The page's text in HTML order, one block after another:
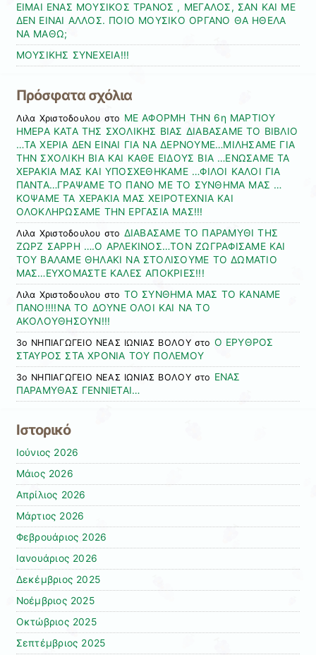
ΕΙΜΑΙ ΕΝΑΣ ΜΟΥΣΙΚΟΣ ΤΡΑΝΟΣ , ΜΕΓΑΛΟΣ, ΣΑΝ ΚΑΙ ΜΕ
ΔΕΝ ΕΙΝΑΙ ΑΛΛΟΣ. ΠΟΙΟ ΜΟΥΣΙΚΟ ΟΡΓΑΝΟ ΘΑ ΗΘΕΛΑ
ΝΑ ΜΑΘΩ;
ΜΟΥΣΙΚΗΣ ΣΥΝΕΧΕΙΑ!!!
Πρόσφατα σχόλια
Λιλα Χριστοδουλου στο ΜΕ ΑΦΟΡΜΗ ΤΗΝ 6η ΜΑΡΤΙΟΥ
ΗΜΕΡΑ ΚΑΤΑ ΤΗΣ ΣΧΟΛΙΚΗΣ ΒΙΑΣ ΔΙΑΒΑΣΑΜΕ ΤΟ ΒΙΒΛΙΟ
…ΤΑ ΧΕΡΙΑ ΔΕΝ ΕΙΝΑΙ ΓΙΑ ΝΑ ΔΕΡΝΟΥΜΕ…ΜΙΛΗΣΑΜΕ ΓΙΑ
ΤΗΝ ΣΧΟΛΙΚΗ ΒΙΑ ΚΑΙ ΚΑΘΕ ΕΙΔΟΥΣ ΒΙΑ …ΕΝΩΣΑΜΕ ΤΑ
ΧΕΡΑΚΙΑ ΜΑΣ ΚΑΙ ΥΠΟΣΧΕΘΗΚΑΜΕ …ΦΙΛΟΙ ΚΑΛΟΙ ΓΙΑ
ΠΑΝΤΑ…ΓΡΑΨΑΜΕ ΤΟ ΠΑΝΟ ΜΕ ΤΟ ΣΥΝΘΗΜΑ ΜΑΣ …
ΚΟΨΑΜΕ ΤΑ ΧΕΡΑΚΙΑ ΜΑΣ ΧΕΙΡΟΤΕΧΝΙΑ ΚΑΙ
ΟΛΟΚΛΗΡΩΣΑΜΕ ΤΗΝ ΕΡΓΑΣΙΑ ΜΑΣ!!!
Λιλα Χριστοδουλου στο ΔΙΑΒΑΣΑΜΕ ΤΟ ΠΑΡΑΜΥΘΙ ΤΗΣ
ΖΩΡΖ ΣΑΡΡΗ ….Ο ΑΡΛΕΚΙΝΟΣ…ΤΟΝ ΖΩΓΡΑΦΙΣΑΜΕ ΚΑΙ
ΤΟΥ ΒΑΛΑΜΕ ΘΗΛΑΚΙ ΝΑ ΣΤΟΛΙΣΟΥΜΕ ΤΟ ΔΩΜΑΤΙΟ
ΜΑΣ…ΕΥΧΟΜΑΣΤΕ ΚΑΛΕΣ ΑΠΟΚΡΙΕΣ!!!
Λιλα Χριστοδουλου στο ΤΟ ΣΥΝΘΗΜΑ ΜΑΣ ΤΟ ΚΑΝΑΜΕ
ΠΑΝΟ!!!!ΝΑ ΤΟ ΔΟΥΝΕ ΟΛΟΙ ΚΑΙ ΝΑ ΤΟ
ΑΚΟΛΟΥΘΗΣΟΥΝ!!!
3ο ΝΗΠΙΑΓΩΓΕΙΟ ΝΕΑΣ ΙΩΝΙΑΣ ΒΟΛΟΥστο Ο ΕΡΥΘΡΟΣ
ΣΤΑΥΡΟΣ ΣΤΑ ΧΡΟΝΙΑ ΤΟΥ ΠΟΛΕΜΟΥ
3ο ΝΗΠΙΑΓΩΓΕΙΟ ΝΕΑΣ ΙΩΝΙΑΣ ΒΟΛΟΥστο ΕΝΑΣ
ΠΑΡΑΜΥΘΑΣ ΓΕΝΝΙΕΤΑΙ…
Ιστορικό
Ιούνιος 2026
Μάιος 2026
Απρίλιος 2026
Μάρτιος 2026
Φεβρουάριος 2026
Ιανουάριος 2026
Δεκέμβριος 2025
Νοέμβριος 2025
Οκτώβριος 2025
Σεπτέμβριος 2025